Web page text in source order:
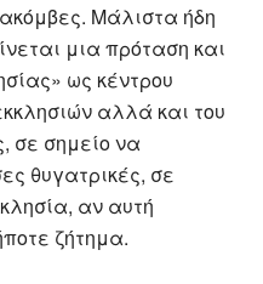
Μάλιστα ήδη
μια πρόταση και
ως κέντρου
αλλά και του
σε σημείο να
θυγατρικές, σε
αν αυτή
ζήτημα.